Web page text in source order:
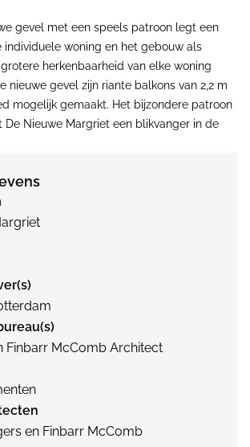
gevel met een speels patroon legt een
individuele woning en het gebouw als
herkenbaarheid van elke woning
nieuwe gevel zijn riante balkons van 2,2 m
mogelijk gemaakt. Het bijzondere patroon
De Nieuwe Margriet een blikvanger in de
Finbarr McComb Architect
en Finbarr McComb